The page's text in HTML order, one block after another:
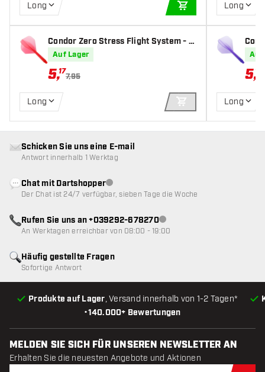
Long
IN DEN
Condor Zero Stress Flight System - S
tandard Clear Red - Dart Flights
Auf Lager
5,17
7,95
Long
IN DEN
Long
Auf
5,17
Long
•140.000+ Bewertungen
Produkte auf Lager, Versand innerhalb von 1-2 Tagen*
Häufig gestellte Fragen
Sofortige Antwort
Schicken Sie uns eine E-mail
Antwort innerhalb 1 Werktag
Chat mit DartshopperKundenservice nicht verfügbar
Der Chat ist 24/7 verfügbar, sieben Tage die Woche
Rufen Sie uns an +039292-678270Kundenservice nicht
An Werktagen erreichbar von 08:00 - 19:00
MELDEN SIE SICH FÜR UNSEREN NEWSLETTER AN
Erhalten Sie die neuesten Angebote und Aktionen